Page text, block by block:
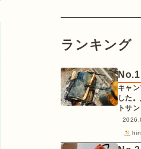
ランキング
No.1
キャ
した
トサ
プギ